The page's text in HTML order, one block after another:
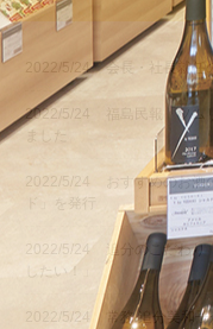
2022/5/24 会長・社長就任
2022/5/24
福島民報「ソ
ました
2022/5/24
おすすめのお
ド」を発行
2022/5/24
追分のこだわり
したい！」
2022/5/24
常務 追分美和